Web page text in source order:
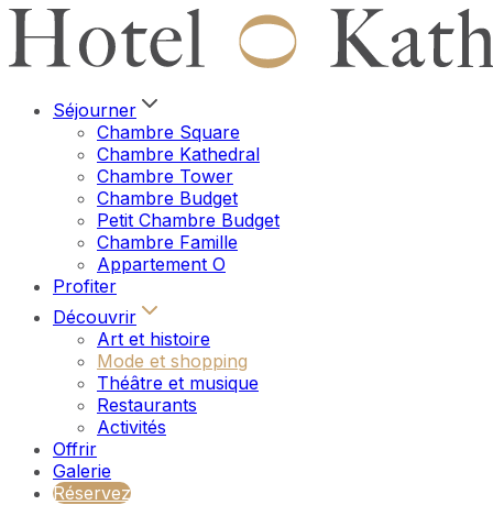
Séjourner
Chambre Square
Chambre Kathedral
Chambre Tower
Chambre Budget
Petit Chambre Budget
Chambre Famille
Appartement O
Profiter
Découvrir
Art et histoire
Mode et shopping
Théâtre et musique
Restaurants
Activités
Offrir
Galerie
Réservez